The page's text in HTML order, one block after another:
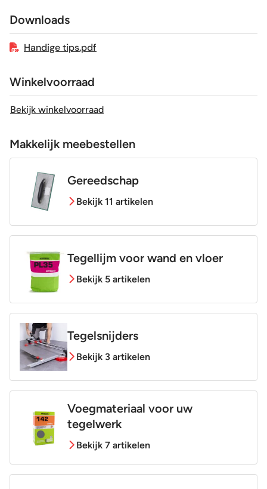
Geschikt voor vloerverwarming
Downloads
Handige tips.pdf
Winkelvoorraad
Bekijk winkelvoorraad
Makkelijk meebestellen
Gereedschap
Bekijk 11 artikelen
Tegellijm voor wand en vloer
Bekijk 5 artikelen
Tegelsnijders
Bekijk 3 artikelen
Voegmateriaal voor uw
tegelwerk
Bekijk 7 artikelen